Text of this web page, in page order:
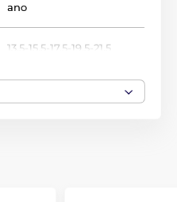
ano
13.5-15.5-17.5-19.5-21.5